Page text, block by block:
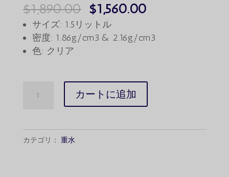
$1,890.00 元
の
価
$1,890.00
で
た。
$1,560.00現
の
は
す。
サイズ: 1.5リットル
密度: 1.86g/cm3 & 2.16g/cm3
色: クリア
カートに追加
カテゴリ： 重水